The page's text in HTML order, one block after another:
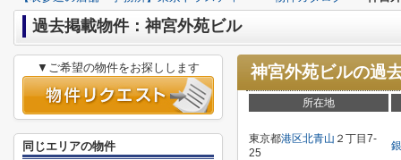
過去掲載物件：神宮外苑ビル
神宮外苑ビルの過
所在地
東京都港区北青山 ２丁目7-
25
▼ご希望の物件をお探しします
同じエリアの物件